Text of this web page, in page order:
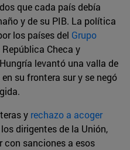
que cada país debía
y de su PIB. La política
los países del Grupo
Checa y
levantó una valla de
su frontera sur y se negó
y rechazo a acoger
dirigentes de la Unión,
con sanciones a esos